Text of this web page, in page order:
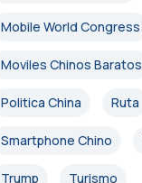
Mobile World Congress
Moviles Chinos Baratos
Politica China Ruta
Smartphone Chino
Trump Turismo